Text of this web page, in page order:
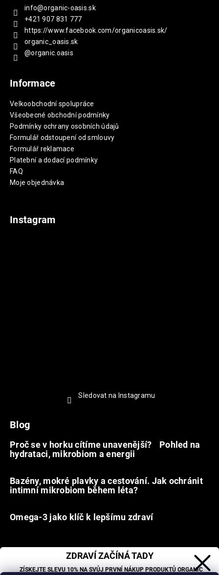
info@organic-oasis.sk
+421 907 831 777
https://www.facebook.com/organicoasis.sk/
organic_oasis.sk
@organic.oasis
Informace
Velkoobchodní spolupráce
Všeobecné obchodní podmínky
Podmínky ochrany osobních údajů
Formulář odstoupení od smlouvy
Formulář reklamace
Platební a dodací podmínky
FAQ
Moje objednávka
Instagram
Sledovat na Instagramu
Blog
Proč se v horku cítíme unavenější? Pohled na
hydrataci, mikrobiom a energii
Bazény, mokré plavky a cestování. Jak ochránit
intimní mikrobiom během léta?
Omega-3 jako klíč k lepšímu zdraví
Facebook
ZDRAVÍ ZAČÍNÁ TADY
ZÍSKEJTE SLEVU 10% NA SVŮJ PRVNÍ NÁKUP PRODUKTŮ ORGANIC